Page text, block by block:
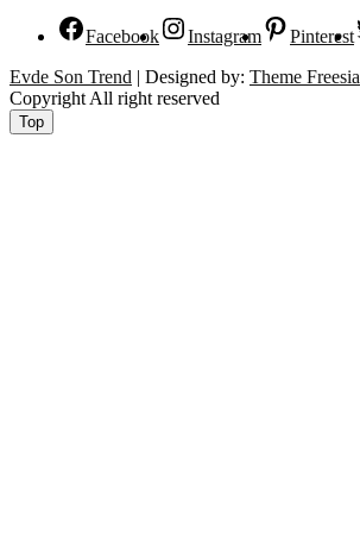
Facebook Instagram Pinterest
Evde Son Trend | Designed by: Theme Freesia
Copyright All right reserved
Top